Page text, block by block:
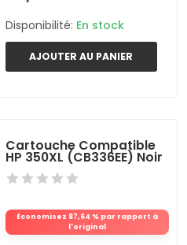
Disponibilité: En stock
AJOUTER AU PANIER
Cartouche Compatible
HP 350XL (CB336EE) Noir
Économisez 87,64 % par rapport à
l'original